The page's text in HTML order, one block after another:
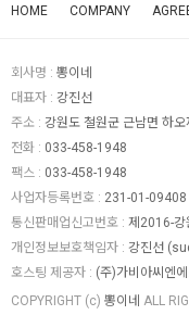
HOME COMPANY
회사명 : 뽕이네
대표자 : 강진선
주소 : 강원도 철원군 근남면 하
전화 : 033-458-1948
팩스 : 033-458-1948
사업자등록번호 : 231-01-09408
통신판매업신고번호 : 제2016-강
개인정보보호책임자 : 강진선 (
호스팅 제공자 : (주)가비아씨엔
COPYRIGHT (c) 뽕이네 ALL